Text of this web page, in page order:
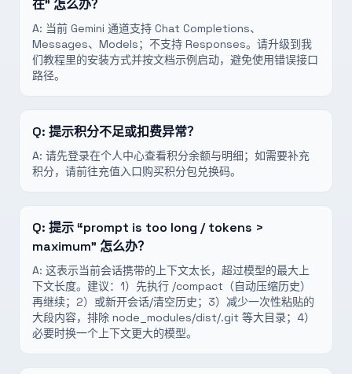
在” 怎么办？
A: 当前 Gemini 通道支持 Chat Completions、
Messages、Models；不支持 Responses。请升级到我
们教程里的安装方式并按文档示例启动，避免使用错误接口
路径。
Q: 提示积分不足或扣费异常？
A: 请先登录在个人中心查看积分余额与明细；如需要补充
积分，请前往充值入口购买积分包兑换码。
Q: 提示 “prompt is too long / tokens >
maximum” 怎么办？
A: 这表示当前会话携带的上下文太长，超过模型的最大上
下文长度。建议：1）先执行 /compact（自动压缩历史）
再继续；2）或新开会话/清空历史；3）减少一次性粘贴的
大段内容，排除 node_modules/dist/.git 等大目录；4）
必要时换一个上下文更大的模型。